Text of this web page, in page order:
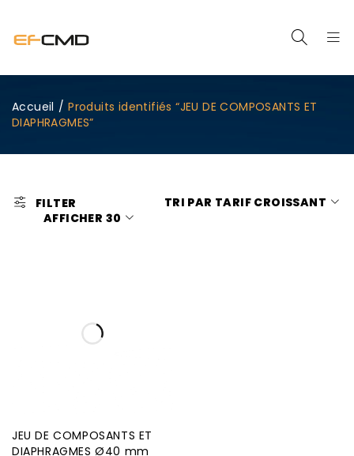
Accueil / Produits identifiés “JEU DE COMPOSANTS ET
DIAPHRAGMES”
FILTER
TRI PAR TARIF CROISSANT
AFFICHER 30
JEU DE COMPOSANTS ET
DIAPHRAGMES Ø40 mm